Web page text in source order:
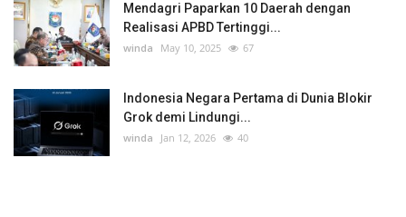
Mendagri Paparkan 10 Daerah dengan
Realisasi APBD Tertinggi...
winda May 10, 2025 67
Indonesia Negara Pertama di Dunia Blokir
Grok demi Lindungi...
winda Jan 12, 2026 40